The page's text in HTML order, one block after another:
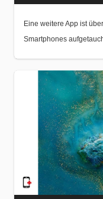
Eine weitere App ist
Smartphones